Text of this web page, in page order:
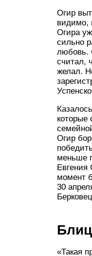
Огир
видимо,
Огира
сильно
любовь.
считал,
желал.
которые
Огир
меньше
Евгения
момент
30
«Такая